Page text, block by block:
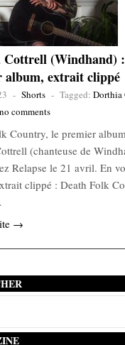
(Windhand) :
album, extrait clippé
- Shorts - Tagged: Dorthia
no comments
Country, le premier
(chanteuse de
Relapse le 21 avril. En
clippé : Death Folk
→